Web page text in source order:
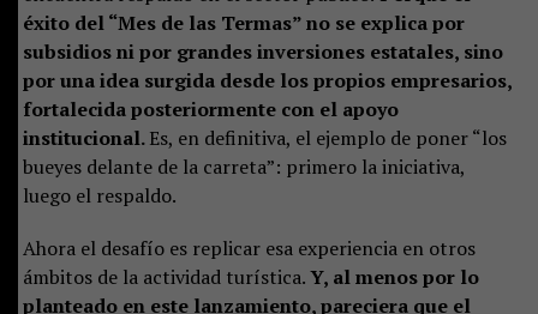
éxito del “Mes de las Termas” no se explica por
subsidios ni por grandes inversiones estatales, sino
por una idea surgida desde los propios empresarios,
fortalecida posteriormente con el apoyo
institucional.Es, en definitiva, el ejemplo de poner “los
bueyes delante de la carreta”: primero la iniciativa,
luego el respaldo.
Ahora el desafío es replicar esa experiencia en otros
ámbitos de la actividad turística.Y, al menos por lo
planteado en este lanzamiento, pareciera que el